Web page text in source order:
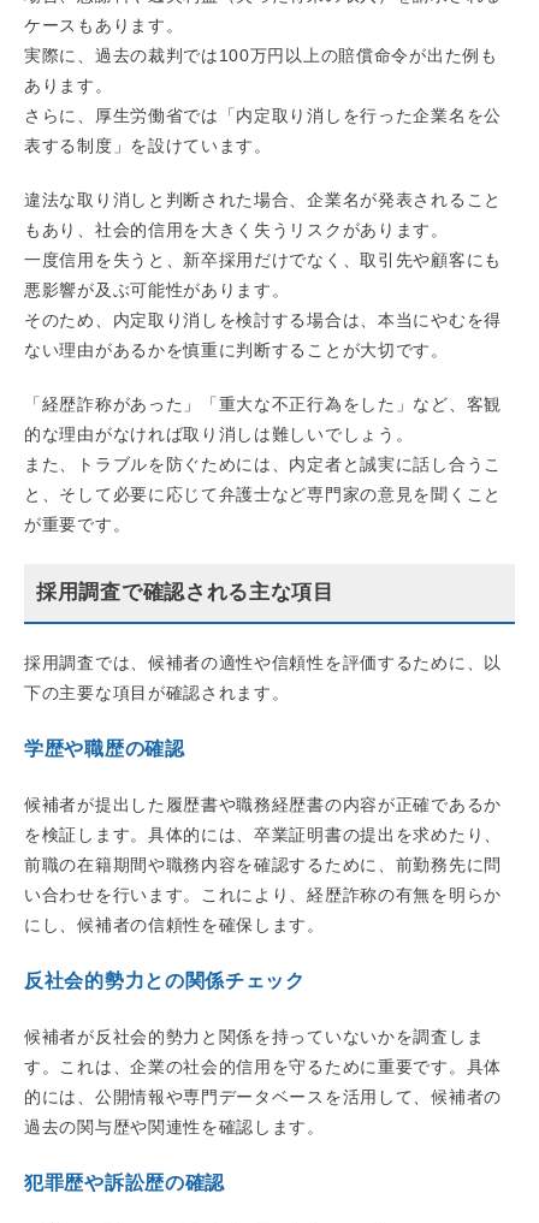
ケースもあります。
実際に、過去の裁判では100万円以上の賠償命令が出た例も
あります。
さらに、厚生労働省では「内定取り消しを行った企業名を公
表する制度」を設けています。
違法な取り消しと判断された場合、企業名が発表されること
もあり、社会的信用を大きく失うリスクがあります。
一度信用を失うと、新卒採用だけでなく、取引先や顧客にも
悪影響が及ぶ可能性があります。
そのため、内定取り消しを検討する場合は、本当にやむを得
ない理由があるかを慎重に判断することが大切です。
「経歴詐称があった」「重大な不正行為をした」など、客観
的な理由がなければ取り消しは難しいでしょう。
また、トラブルを防ぐためには、内定者と誠実に話し合うこ
と、そして必要に応じて弁護士など専門家の意見を聞くこと
が重要です。
採用調査で確認される主な項目
採用調査では、候補者の適性や信頼性を評価するために、以
下の主要な項目が確認されます。
学歴や職歴の確認
候補者が提出した履歴書や職務経歴書の内容が正確であるか
を検証します。具体的には、卒業証明書の提出を求めたり、
前職の在籍期間や職務内容を確認するために、前勤務先に問
い合わせを行います。これにより、経歴詐称の有無を明らか
にし、候補者の信頼性を確保します。
反社会的勢力との関係チェック
候補者が反社会的勢力と関係を持っていないかを調査しま
す。これは、企業の社会的信用を守るために重要です。具体
的には、公開情報や専門データベースを活用して、候補者の
過去の関与歴や関連性を確認します。
犯罪歴や訴訟歴の確認